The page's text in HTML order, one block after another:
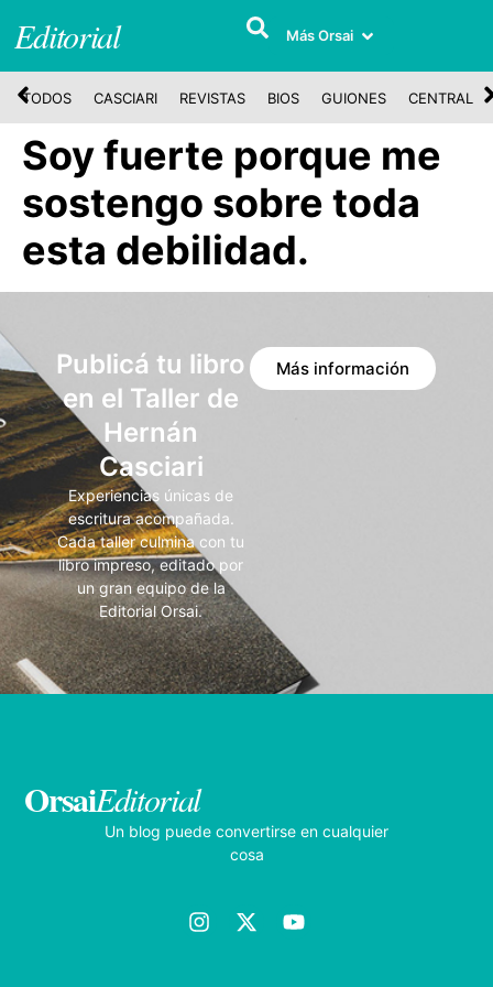
Editorial Más Orsai
TODOS CASCIARI REVISTAS BIOS GUIONES CENTRAL
Soy fuerte porque me
sostengo sobre toda
esta debilidad.
Publicá tu libro
en el Taller de
Hernán
Casciari
Experiencias únicas de
escritura acompañada.
Cada taller culmina con tu
libro impreso, editado por
un gran equipo de la
Editorial Orsai.
Más información
OrsaiEditorial
Un blog puede convertirse en cualquier
cosa